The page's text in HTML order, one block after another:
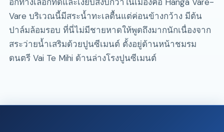
Vare บริเวณนี้มีสระน้ำทะเลตื้นแต่ค่อนข้างกว้าง มีต้น
ปาล์มล้อมรอบ ที่นี่ไม่มีชายหาดให้พูดถึงมากนักเนื่องจาก
สระว่ายน้ำเสริมด้วยปูนซีเมนต์ ตั้งอยู่ด้านหน้าชมรม
ดนตรี Vai Te Mihi ด้านล่างโรงปูนซีเมนต์